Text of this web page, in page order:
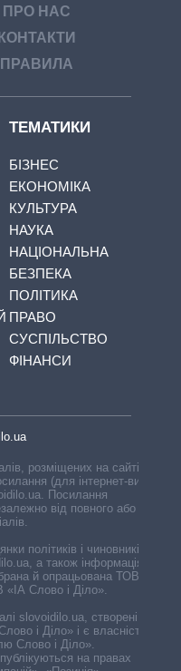
ПРО НАС
КОНТАКТИ
ПРАВИЛА
ТЕМАТИКИ
БІЗНЕС
ЕКОНОМІКА
КУЛЬТУРА
НАУКА
НАЦІОНАЛЬНА
БЕЗПЕКА
ПОЛІТИКА
ПРАВО
СУСПІЛЬСТВО
ФІНАНСИ
розміщених на сайті,
(для інтернет-видань
Посилання
від повного або
політиків і чиновників,
а також інформація про
й опрацьована ТОВ «ІА
Слово і Діло».
slovoidilo.ua, створені ГО
і Діло» і є власністю
Слово і Діло».
на правах